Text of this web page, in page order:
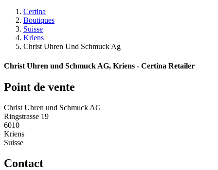
Certina
Boutiques
Suisse
Kriens
Christ Uhren Und Schmuck Ag
Christ Uhren und Schmuck AG, Kriens - Certina Retailer
Point de vente
Christ Uhren und Schmuck AG
Ringstrasse 19
6010
Kriens
Suisse
Contact